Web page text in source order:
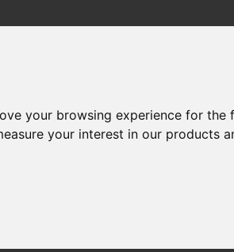
your browsing experience for
your interest in our products